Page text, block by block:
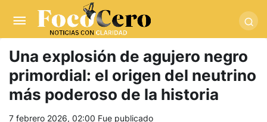
trwin giriş
masterbetting-palacebet1.com-
tlcasino giriş-betandyou-vbett34.com betovis34.net-
skyloftsbet
Una explosión de agujero negro
primordial: el origen del neutrino
más poderoso de la historia
7 febrero 2026, 02:00 Fue publicado